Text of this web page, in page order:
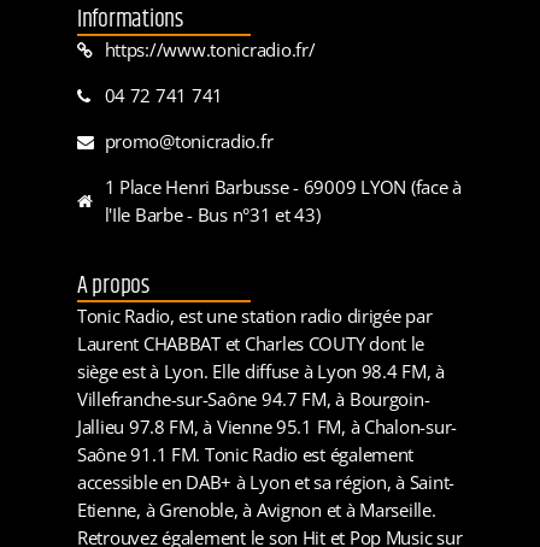
Informations
https://www.tonicradio.fr/
04 72 741 741
promo@tonicradio.fr
1 Place Henri Barbusse - 69009 LYON (face à
l'Ile Barbe - Bus n°31 et 43)
A propos
Tonic Radio, est une station radio dirigée par
Laurent CHABBAT et Charles COUTY dont le
siège est à Lyon. Elle diffuse à Lyon 98.4 FM, à
Villefranche-sur-Saône 94.7 FM, à Bourgoin-
Jallieu 97.8 FM, à Vienne 95.1 FM, à Chalon-sur-
Saône 91.1 FM. Tonic Radio est également
accessible en DAB+ à Lyon et sa région, à Saint-
Etienne, à Grenoble, à Avignon et à Marseille.
Retrouvez également le son Hit et Pop Music sur